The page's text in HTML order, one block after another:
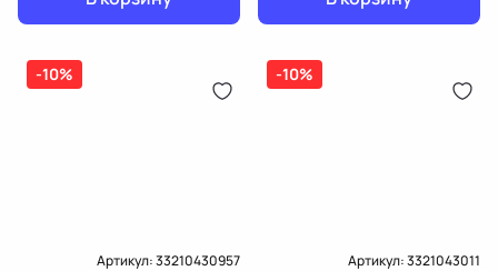
-10%
Артикул:33210430957
-10%
Артикул:3321043011